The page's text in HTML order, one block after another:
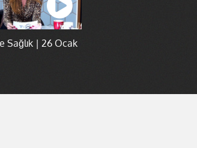
Sağlık | 26 Ocak